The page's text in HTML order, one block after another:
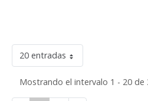
20 entradas
Mostrando el intervalo 1 - 20 de